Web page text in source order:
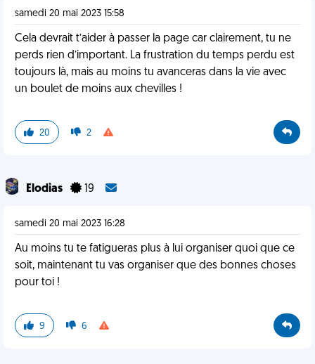
samedi 20 mai 2023 15:58
Cela devrait t’aider à passer la page car clairement, tu ne
perds rien d’important. La frustration du temps perdu est
toujours là, mais au moins tu avanceras dans la vie avec
un boulet de moins aux chevilles !
20 2
Elodias 19
samedi 20 mai 2023 16:28
Au moins tu te fatigueras plus à lui organiser quoi que ce
soit, maintenant tu vas organiser que des bonnes choses
pour toi !
9 6